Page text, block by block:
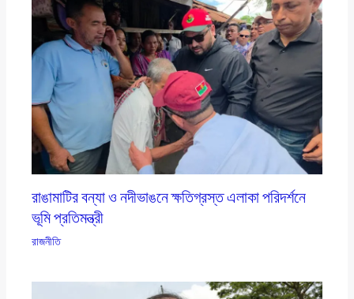
রাঙামাটির বন্যা ও নদীভাঙনে ক্ষতিগ্রস্ত এলাকা পরিদর্শনে
ভূমি প্রতিমন্ত্রী
রাজনীতি